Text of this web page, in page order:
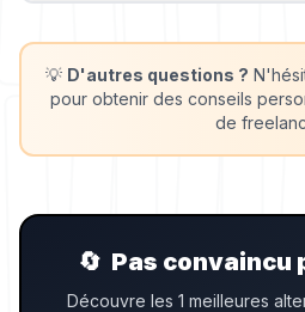
💡 D'autres questions ?
pour obtenir des conseils
de
🔄 Pas convaincu
Découvre les 1 meilleures